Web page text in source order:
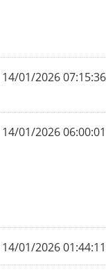
14/01/2026 07:15:36
14/01/2026 06:00:01
14/01/2026 01:44:11